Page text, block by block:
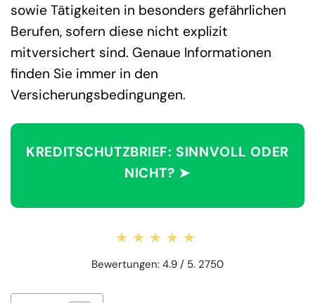
sowie Tätigkeiten in besonders gefährlichen
Berufen, sofern diese nicht explizit
mitversichert sind. Genaue Informationen
finden Sie immer in den
Versicherungsbedingungen.
KREDITSCHUTZBRIEF: SINNVOLL ODER
NICHT? ➤
★★★★★
★★★★★
Bewertungen: 4.9 / 5. 2750